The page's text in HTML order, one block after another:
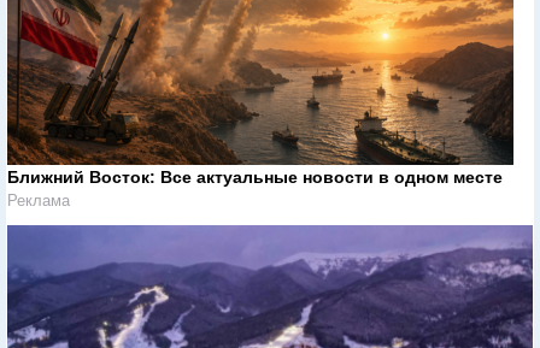
Ближний Восток: Все актуальные новости в одном месте
Реклама